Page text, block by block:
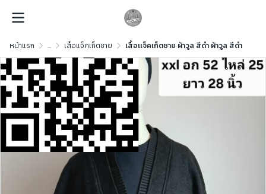
หน้าแรก ... เสื้อแจ็คเก็ตชาย เสื้อเเจ็คเก็ตชาย ผ้าวูล สีดำ ผ้าวูล สีดำ